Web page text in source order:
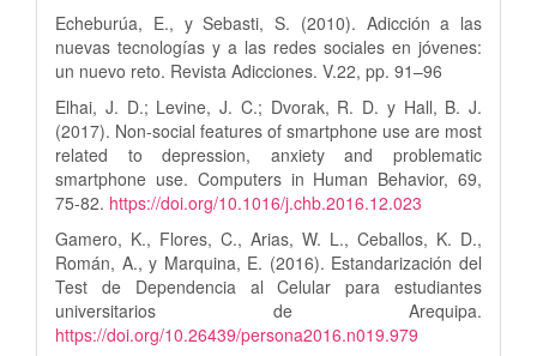
Echeburúa, E., y Sebasti, S. (2010). Adicción a las
nuevas tecnologías y a las redes sociales en jóvenes:
un nuevo reto. Revista Adicciones. V.22, pp. 91–96
Elhai, J. D.; Levine, J. C.; Dvorak, R. D. y Hall, B. J.
(2017). Non-social features of smartphone use are most
related to depression, anxiety and problematic
smartphone use. Computers in Human Behavior, 69,
75-82. https://doi.org/10.1016/j.chb.2016.12.023
Gamero, K., Flores, C., Arias, W. L., Ceballos, K. D.,
Román, A., y Marquina, E. (2016). Estandarización del
Test de Dependencia al Celular para estudiantes
universitarios de Arequipa.
https://doi.org/10.26439/persona2016.n019.979